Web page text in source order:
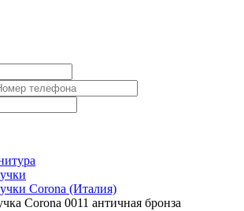
Corona (Италия)
Corona 0011 античная бронза